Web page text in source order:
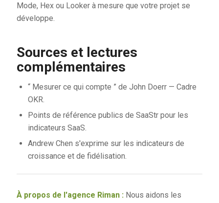
Mode, Hex ou Looker à mesure que votre projet se
développe.
Sources et lectures
complémentaires
“ Mesurer ce qui compte ” de John Doerr — Cadre
OKR.
Points de référence publics de SaaStr pour les
indicateurs SaaS.
Andrew Chen s'exprime sur les indicateurs de
croissance et de fidélisation.
À propos de l'agence Riman :Nous aidons les